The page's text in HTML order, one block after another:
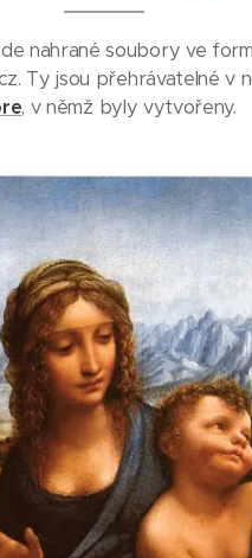
nahrané soubory ve
Ty jsou přehrávatelné v
, v němž byly vytvořeny.